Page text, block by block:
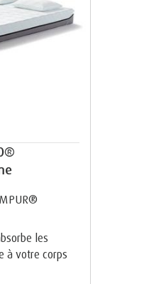
les
à votre corps